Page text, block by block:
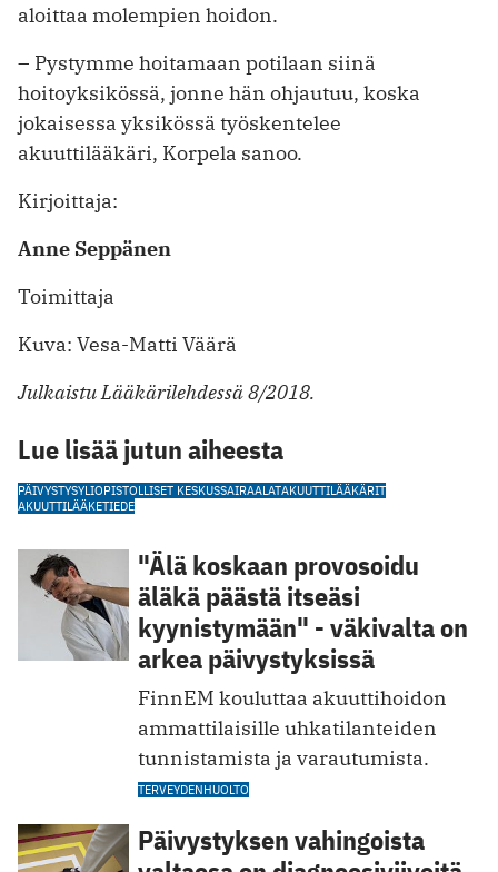
aloittaa molempien hoidon.
– Pystymme hoitamaan potilaan siinä
hoitoyksikössä, jonne hän ohjautuu, koska
jokaisessa yksikössä työskentelee
akuuttilääkäri, Korpela sanoo.
Kirjoittaja:
Anne Seppänen
Toimittaja
Kuva: Vesa-Matti Väärä
Julkaistu Lääkärilehdessä 8/2018.
Lue lisää jutun aiheesta
PÄIVYSTYSYLIOPISTOLLISET KESKUSSAIRAALATAKUUTTILÄÄKÄRIT
AKUUTTILÄÄKETIEDE
"Älä koskaan provosoidu
äläkä päästä itseäsi
kyynistymään" - väkivalta on
arkea päivystyksissä
FinnEM kouluttaa akuuttihoidon
ammattilaisille uhkatilanteiden
tunnistamista ja varautumista.
TERVEYDENHUOLTO
Päivystyksen vahingoista